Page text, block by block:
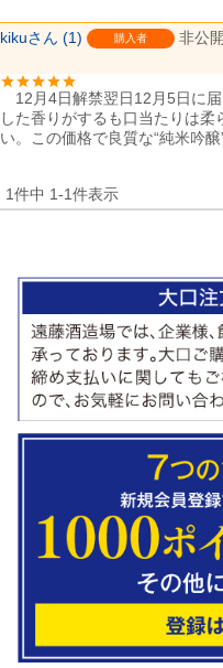
kiku 1 購入者 非公開
12月4日解禁翌日12月5日に
した香りがするも口当たりは
い。この価格で良質な“純米吟
1件中 1-1件表示